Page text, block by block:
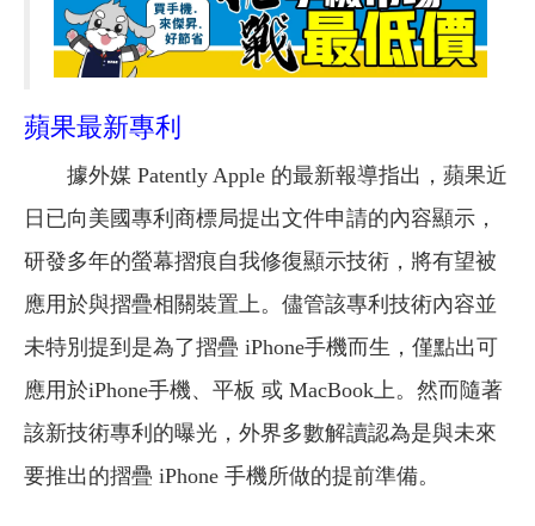
蘋果最新專利
據外媒 Patently Apple 的最新報導指出，蘋果近
日已向美國專利商標局提出文件申請的內容顯示，
研發多年的螢幕摺痕自我修復顯示技術，將有望被
應用於與摺疊相關裝置上。儘管該專利技術內容並
未特別提到是為了摺疊 iPhone手機而生，僅點出可
應用於iPhone手機、平板 或 MacBook上。然而隨著
該新技術專利的曝光，外界多數解讀認為是與未來
要推出的摺疊 iPhone 手機所做的提前準備。